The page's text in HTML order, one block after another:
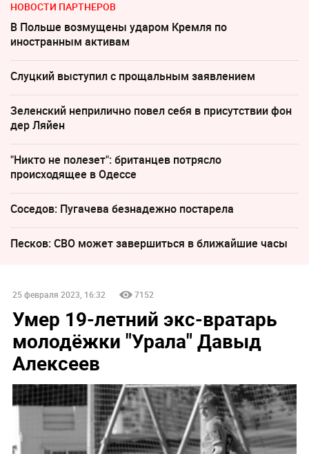
НОВОСТИ ПАРТНЕРОВ
В Польше возмущены ударом Кремля по
иностранным активам
Слуцкий выступил с прощальным заявлением
Зеленский неприлично повел cебя в присутствии фон
дер Ляйен
"Никто не полезет": британцев потрясло
происходящее в Одессе
Соседов: Пугачева безнадежно постарела
Песков: СВО может завершиться в ближайшие часы
25 февраля 2023, 16:32 7152
Умер 19-летний экс-вратарь
молодёжки "Урала" Давыд
Алексеев